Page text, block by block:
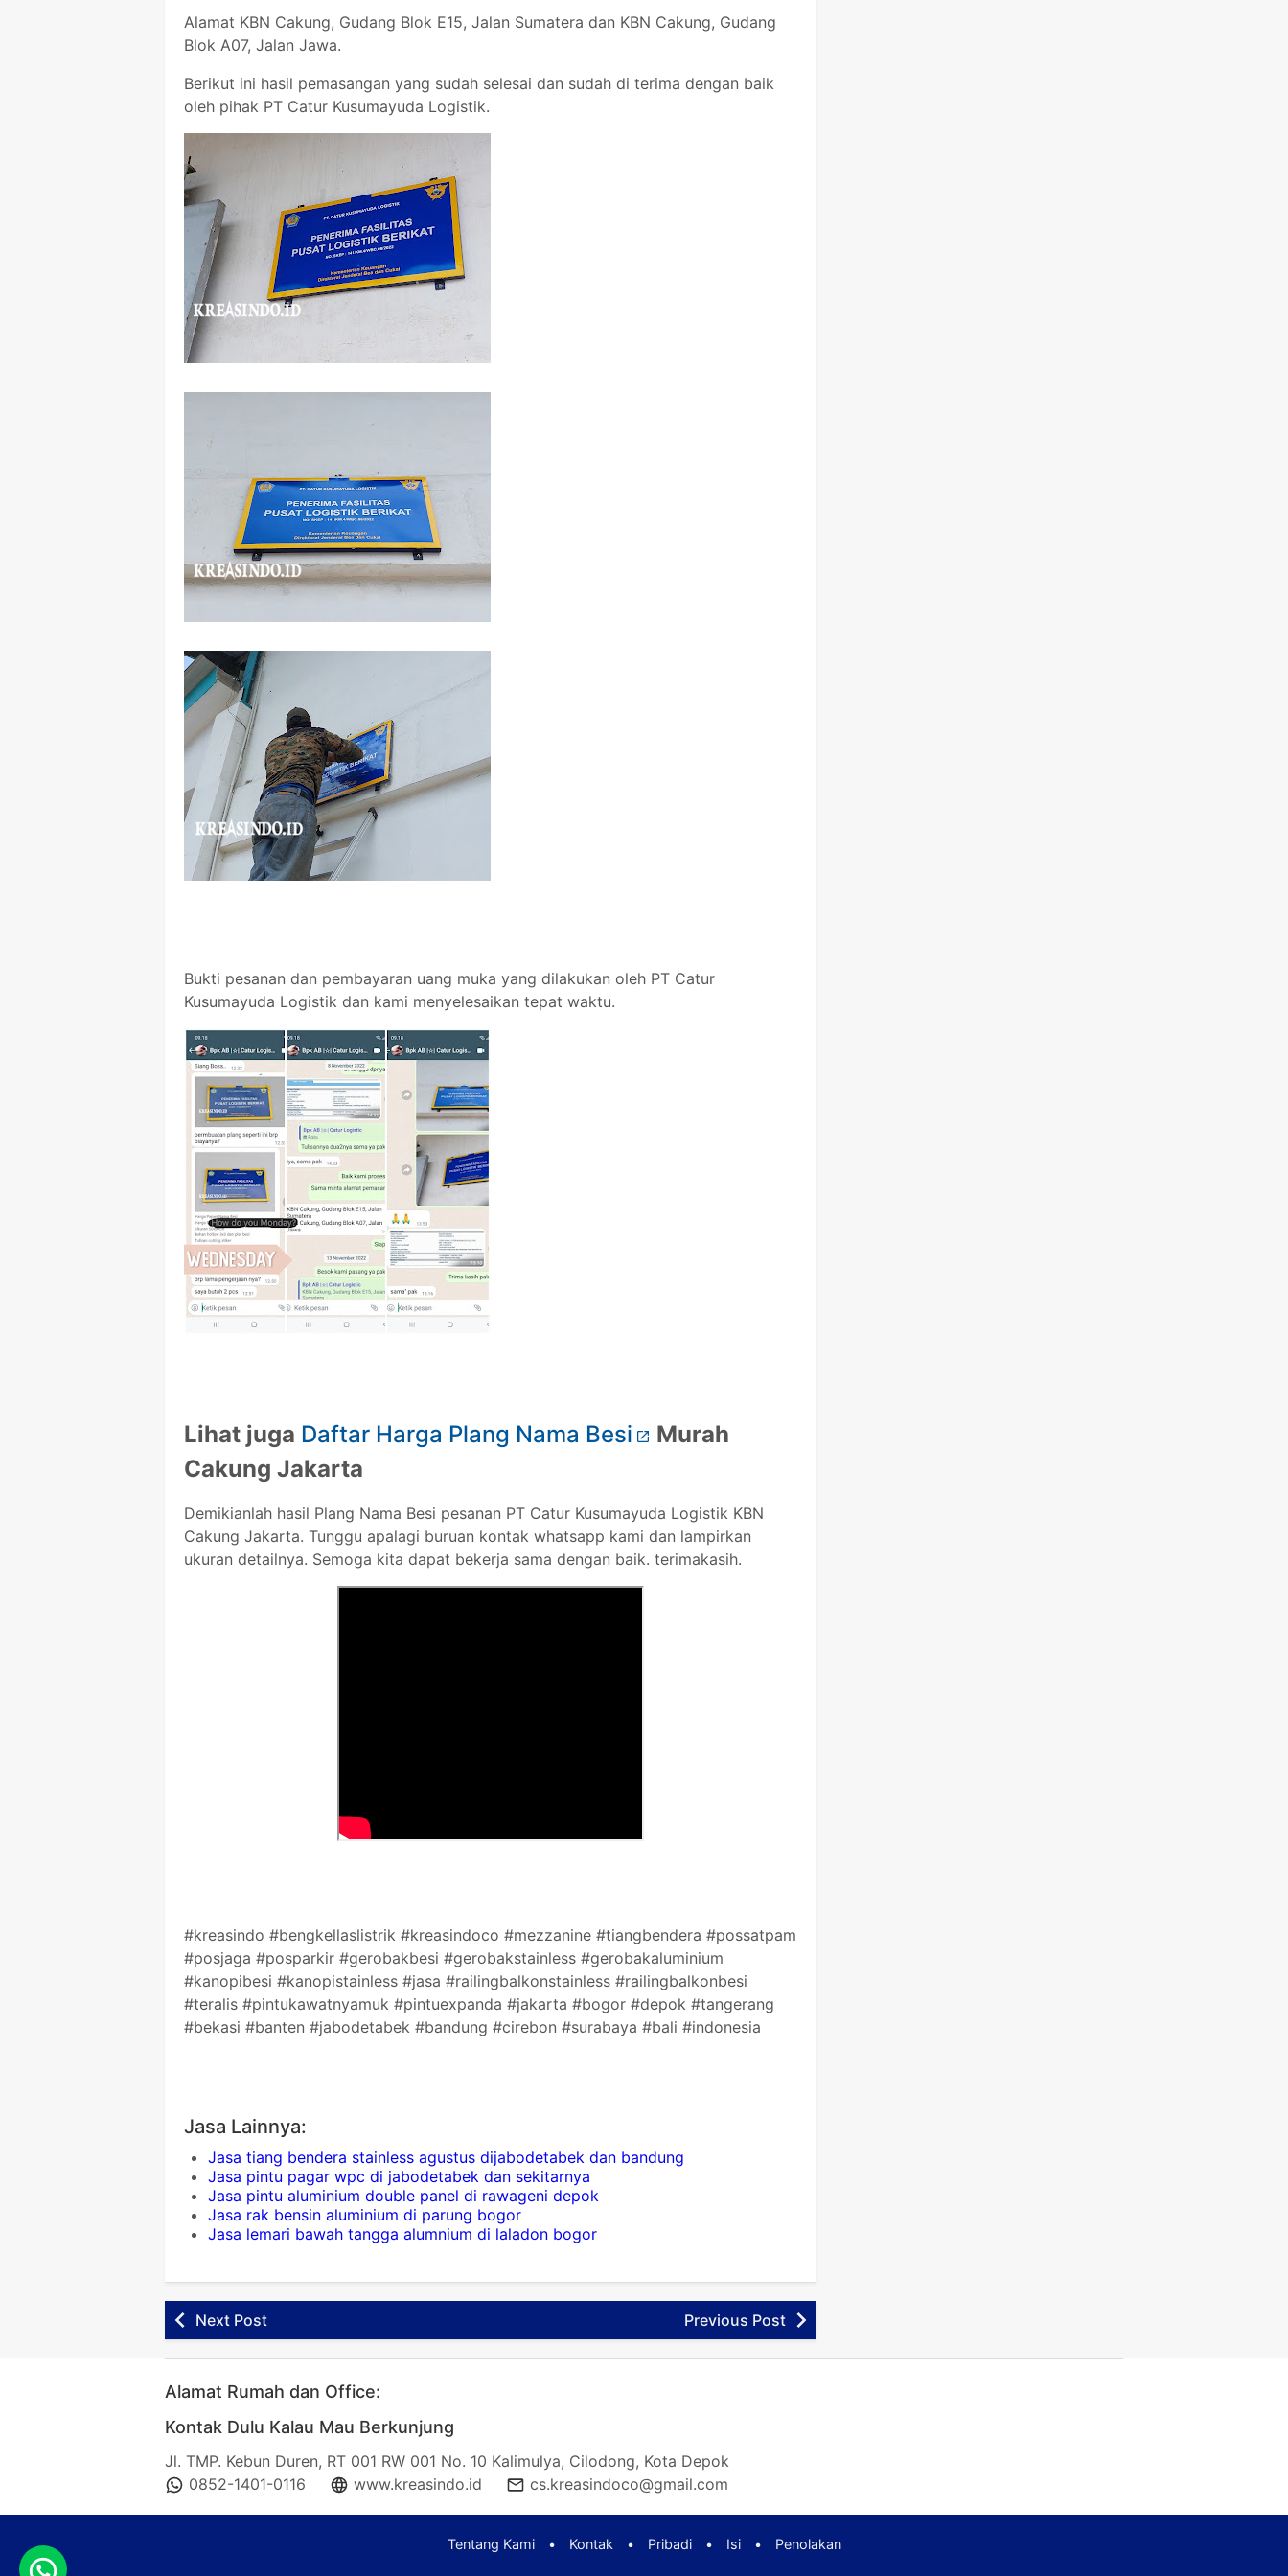
Alamat KBN Cakung, Gudang Blok E15, Jalan Sumatera dan KBN Cakung, Gudang
Blok A07, Jalan Jawa.
Berikut ini hasil pemasangan yang sudah selesai dan sudah di terima dengan baik
oleh pihak PT Catur Kusumayuda Logistik.
Bukti pesanan dan pembayaran uang muka yang dilakukan oleh PT Catur
Kusumayuda Logistik dan kami menyelesaikan tepat waktu.
Lihat juga Daftar Harga Plang Nama Besi
Murah
Cakung Jakarta
Demikianlah hasil Plang Nama Besi pesanan PT Catur Kusumayuda Logistik KBN
Cakung Jakarta. Tunggu apalagi buruan kontak whatsapp kami dan lampirkan
ukuran detailnya. Semoga kita dapat bekerja sama dengan baik. terimakasih.
#kreasindo #bengkellaslistrik #kreasindoco #mezzanine #tiangbendera #possatpam
#posjaga #posparkir #gerobakbesi #gerobakstainless #gerobakaluminium
#kanopibesi #kanopistainless #jasa #railingbalkonstainless #railingbalkonbesi
#teralis #pintukawatnyamuk #pintuexpanda #jakarta #bogor #depok #tangerang
#bekasi #banten #jabodetabek #bandung #cirebon #surabaya #bali #indonesia
Jasa Lainnya:
Jasa tiang bendera stainless agustus dijabodetabek dan bandung
Jasa pintu pagar wpc di jabodetabek dan sekitarnya
Jasa pintu aluminium double panel di rawageni depok
Jasa rak bensin aluminium di parung bogor
Jasa lemari bawah tangga alumnium di laladon bogor
Next Post Previous Post
Alamat Rumah dan Office:
Kontak Dulu Kalau Mau Berkunjung
Jl. TMP. Kebun Duren, RT 001 RW 001 No. 10 Kalimulya, Cilodong, Kota Depok
0852-1401-0116
www.kreasindo.id cs.kreasindoco@gmail.com
Tentang Kami • Kontak • Pribadi • Isi • Penolakan